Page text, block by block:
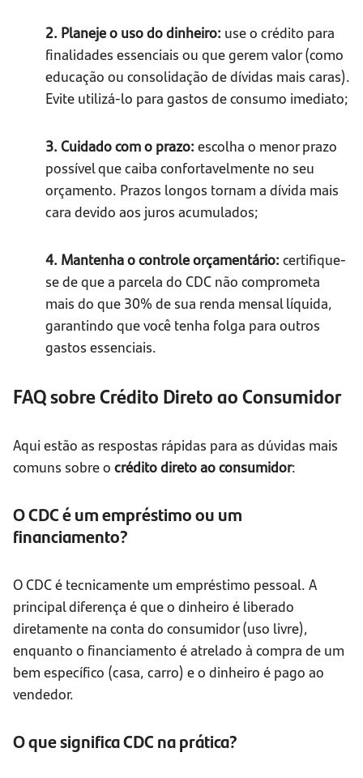
2. Planeje o uso do dinheiro: use o crédito para
finalidades essenciais ou que gerem valor (como
educação ou consolidação de dívidas mais caras).
Evite utilizá-lo para gastos de consumo imediato;
3. Cuidado com o prazo: escolha o menor prazo
possível que caiba confortavelmente no seu
orçamento. Prazos longos tornam a dívida mais
cara devido aos juros acumulados;
4. Mantenha o controle orçamentário: certifique-
se de que a parcela do CDC não comprometa
mais do que 30% de sua renda mensal líquida,
garantindo que você tenha folga para outros
gastos essenciais.
FAQ sobre Crédito Direto ao Consumidor
Aqui estão as respostas rápidas para as dúvidas mais
comuns sobre o crédito direto ao consumidor:
O CDC é um empréstimo ou um
financiamento?
O CDC é tecnicamente um empréstimo pessoal. A
principal diferença é que o dinheiro é liberado
diretamente na conta do consumidor (uso livre),
enquanto o financiamento é atrelado à compra de um
bem específico (casa, carro) e o dinheiro é pago ao
vendedor.
O que significa CDC na prática?